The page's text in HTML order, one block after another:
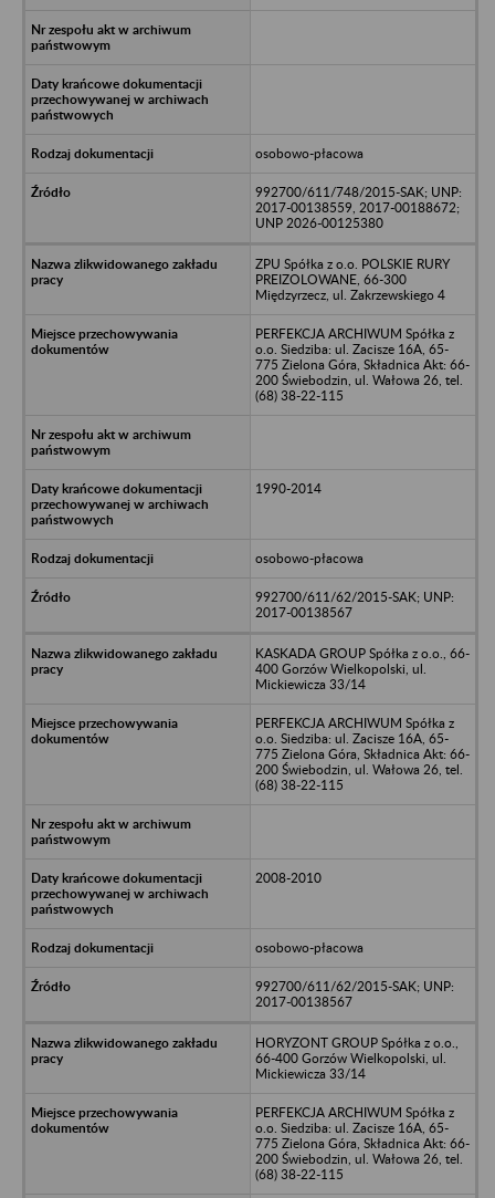
osobowo-płacowa
992700/611/748/2015-SAK; UNP:
2017-00138559, 2017-00188672;
UNP 2026-00125380
ZPU Spółka z o.o. POLSKIE RURY
PREIZOLOWANE, 66-300
Międzyrzecz, ul. Zakrzewskiego 4
PERFEKCJA ARCHIWUM Spółka z
o.o. Siedziba: ul. Zacisze 16A, 65-
775 Zielona Góra, Składnica Akt: 66-
200 Świebodzin, ul. Wałowa 26, tel.
(68) 38-22-115
1990-2014
osobowo-płacowa
992700/611/62/2015-SAK; UNP:
2017-00138567
KASKADA GROUP Spółka z o.o., 66-
400 Gorzów Wielkopolski, ul.
Mickiewicza 33/14
PERFEKCJA ARCHIWUM Spółka z
o.o. Siedziba: ul. Zacisze 16A, 65-
775 Zielona Góra, Składnica Akt: 66-
200 Świebodzin, ul. Wałowa 26, tel.
(68) 38-22-115
2008-2010
osobowo-płacowa
992700/611/62/2015-SAK; UNP:
2017-00138567
HORYZONT GROUP Spółka z o.o.,
66-400 Gorzów Wielkopolski, ul.
Mickiewicza 33/14
PERFEKCJA ARCHIWUM Spółka z
o.o. Siedziba: ul. Zacisze 16A, 65-
775 Zielona Góra, Składnica Akt: 66-
200 Świebodzin, ul. Wałowa 26, tel.
(68) 38-22-115